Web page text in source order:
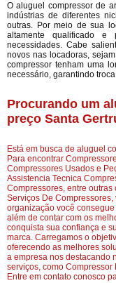
O aluguel compressor de
indústrias de diferentes
outras. Por meio de sua
altamente qualificado e
necessidades. Cabe
novos nas locadoras,
compressor tenham uma
necessário, garantindo
Procurando um
preço Santa
Está em busca de aluguel
Para encontrar
Compressores Usados e
Assistencia Tecnica
Compressores, entre
Serviços De
organização você
além de contar com os
conquista sua confiança e
marca. Carregamos o
oferecendo as melhores
a empresa nos destacando
serviços, como Compressor
Entre em contato conosco